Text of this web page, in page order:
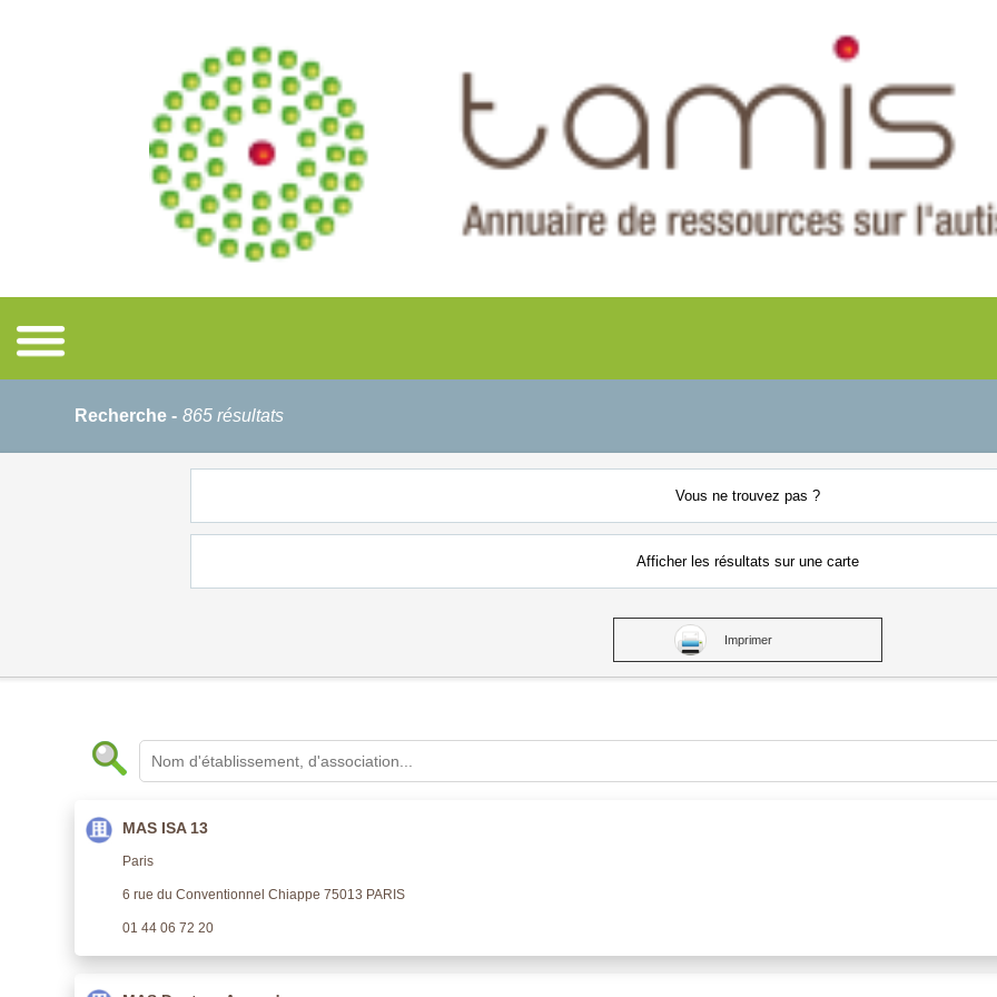
Recherche - 865 résultats
Vous ne trouvez pas ?
Afficher les résultats sur une carte
Imprimer
MAS ISA 13
Paris
6 rue du Conventionnel Chiappe 75013 PARIS
01 44 06 72 20